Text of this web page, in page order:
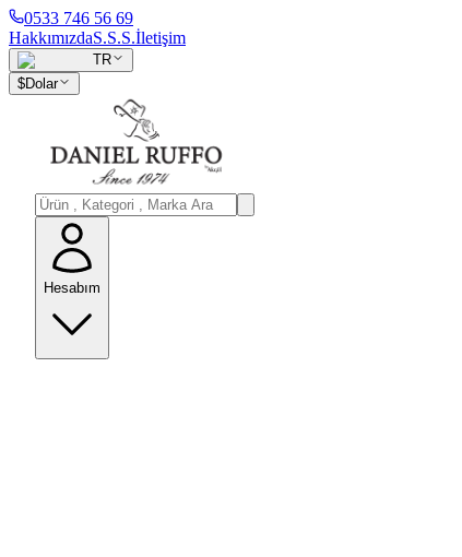
0533 746 56 69
HakkımızdaS.S.S.İletişim
TR
$Dolar
Hesabım